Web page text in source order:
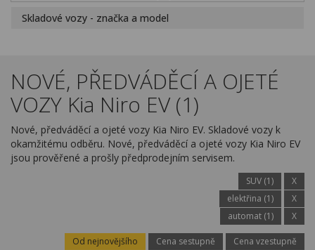
Novinky
Kontakty
Skladové vozy - značka a model
NOVÉ, PŘEDVÁDĚCÍ A OJETÉ
VOZY Kia Niro EV (1)
Nové, předváděcí a ojeté vozy Kia Niro EV. Skladové vozy k
okamžitému odběru. Nové, předváděcí a ojeté vozy Kia Niro EV
jsou prověřené a prošly předprodejním servisem.
SUV (1)
X
elektřina (1)
X
automat (1)
X
Od nejnovějšího Cena sestupně Cena vzestupně